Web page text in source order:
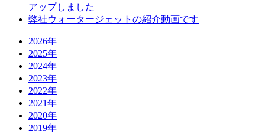
アップしました
弊社ウォータージェットの紹介動画です
2026年
2025年
2024年
2023年
2022年
2021年
2020年
2019年